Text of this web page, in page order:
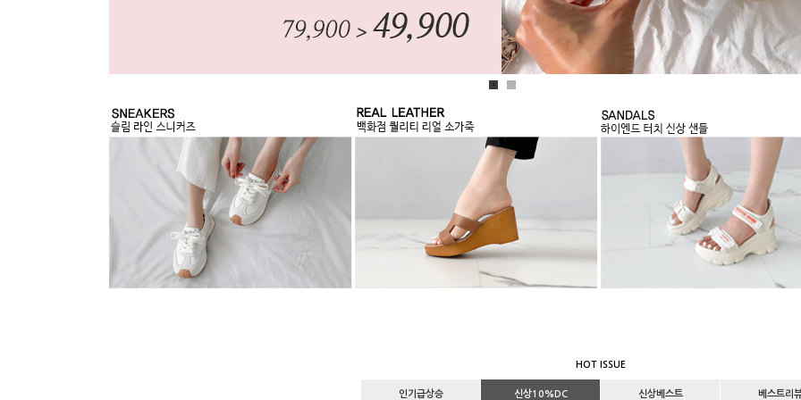
HOT ISSUE
인기급상승 신상10%DC 신상베스트 베스트리